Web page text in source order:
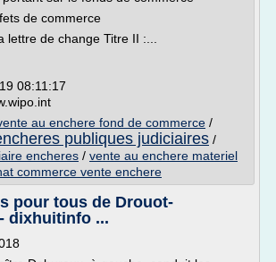
de commerce
lettre de change Titre II :...
08:11:17
au enchere fond de commerce /
publiques judiciaires /
encheres / vente au enchere materiel
commerce vente enchere
pour tous de Drouot-
dixhuitinfo ...